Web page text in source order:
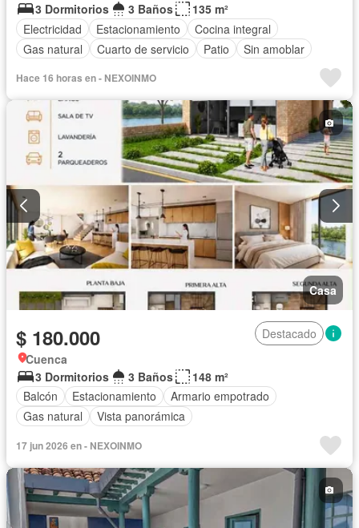
3 Dormitorios
3 Baños
135 m²
Electricidad
Estacionamiento
Cocina integral
Gas natural
Cuarto de servicio Patio Sin amoblar
Hace 16 horas en - NEXOINMO
Casa
$ 180.000
Destacado
Cuenca
3 Dormitorios
3 Baños
148 m²
Balcón
Estacionamiento
Armario empotrado
Gas natural
Vista panorámica
17 jun 2026 en - NEXOINMO